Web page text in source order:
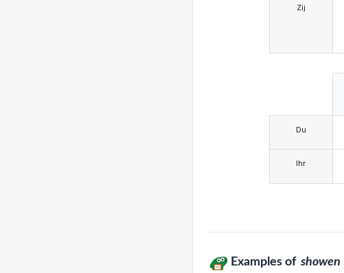
Zij
Du
Ihr
Examples of showen